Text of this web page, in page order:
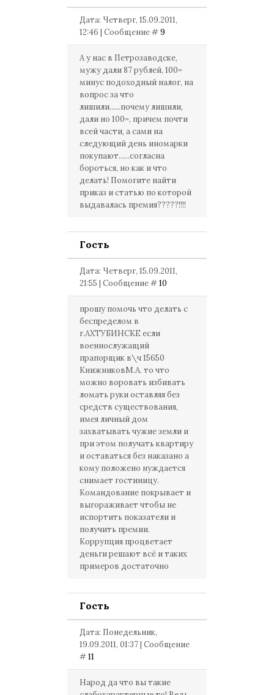
Дата: Четверг, 15.09.2011,
12:46 | Сообщение #9
А у нас в Петрозаводске,
мужу дали 87 рублей, 100=
минус подоходный налог, на
вопрос за что
лишили......почему лишили,
дали но 100=, причем почти
всей части, а сами на
следующий день иномарки
покупают......согласна
бороться, но как и что
делать! Помогите найти
приказ и статью по которой
выдавалась премия?????!!!!
Гость
Дата: Четверг, 15.09.2011,
21:55 | Сообщение #10
прошу помочь что делать с
беспределом в
г.АХТУБИНСКЕ если
военнослужащий
прапорщик в\ч 15650
КнижниковМ.А. то что
можно воровать избивать
ломать руки оставляя без
средств существования,
имея личный дом
захватывать чужие земли и
при этом получать квартиру
и оставаться без наказано а
кому положено нуждается
снимает гостиницу.
Командование покрывает и
выгораживает чтобы не
испортить показатели и
получить премии.
Коррупция процветает
деньги решают всё и таких
примеров достаточно
Гость
Дата: Понедельник,
19.09.2011, 01:37 | Сообщение
#11
Народ да что вы такие